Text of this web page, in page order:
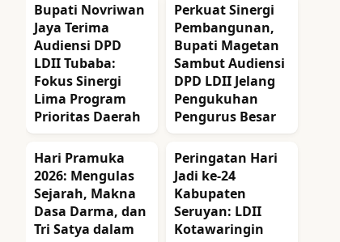
Bupati Novriwan
Jaya Terima
Audiensi DPD
LDII Tubaba:
Fokus Sinergi
Lima Program
Prioritas Daerah
Perkuat Sinergi
Pembangunan,
Bupati Magetan
Sambut Audiensi
DPD LDII Jelang
Pengukuhan
Pengurus Besar
Hari Pramuka
2026: Mengulas
Sejarah, Makna
Dasa Darma, dan
Tri Satya dalam
Peringatan Hari
Jadi ke-24
Kabupaten
Seruyan: LDII
Kotawaringin